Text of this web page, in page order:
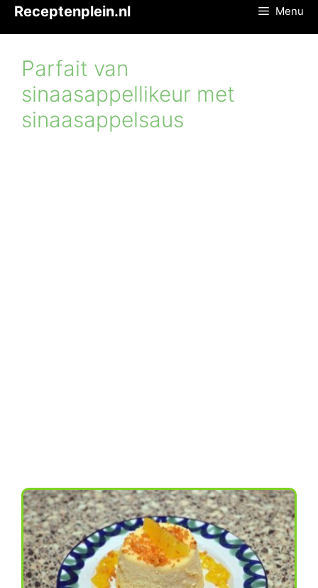
inhoud
Receptenplein.nl Menu
Parfait van
sinaasappellikeur met
sinaasappelsaus